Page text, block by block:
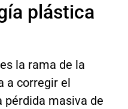
plástica
la rama de la
a corregir el
pérdida masiva de